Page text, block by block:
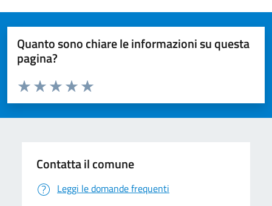
Quanto sono chiare le informazioni su questa
pagina?
Valuta da 1 a 5 stelle la pagina
Valuta 5 stelle su 5
Valuta 4 stelle su 5
Valuta 3 stelle su 5
Valuta 2 stelle su 5
Valuta 1 stelle su 5
Contatta il comune
Leggi le domande frequenti